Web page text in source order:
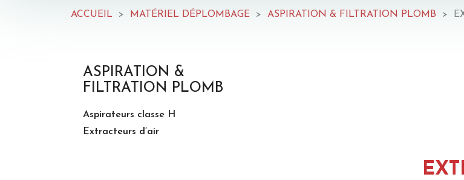
ACCUEIL MATÉRIEL DÉPLOMBAGE ASPIRATION & FILTRATION PLOMB
ASPIRATION &
FILTRATION PLOMB
Aspirateurs classe H
Extracteurs d’air